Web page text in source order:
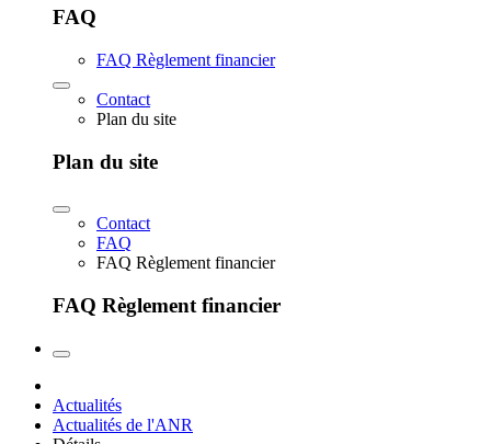
FAQ
FAQ Règlement financier
Contact
Plan du site
Plan du site
Contact
FAQ
FAQ Règlement financier
FAQ Règlement financier
Actualités
Actualités de l'ANR